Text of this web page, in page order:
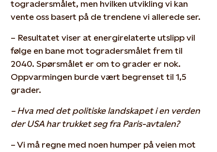
togradersmålet, men hvilken utvikling vi kan
vente oss basert på de trendene vi allerede ser.
– Resultatet viser at energirelaterte utslipp vil
følge en bane mot togradersmålet frem til
2040. Spørsmålet er om to grader er nok.
Oppvarmingen burde vært begrenset til 1,5
grader.
– Hva med det politiske landskapet i en verden
der USA har trukket seg fra Paris-avtalen?
– Vi må regne med noen humper på veien mot